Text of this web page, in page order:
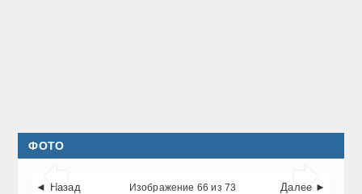
ФОТО
 
◄ Назад Далее ►
Изображение 66 из 73